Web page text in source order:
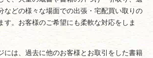
などの様々な場面での出張・宅配買い取りの
す。お客様のご希望にも柔軟な対応をしま
には、過去に他のお客様とお取引をした書籍